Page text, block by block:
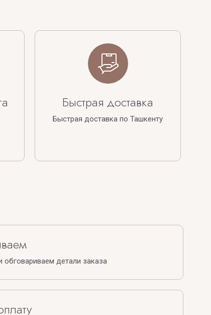
Быстрая доставка
Быстрая доставка по Ташкенту
обговариваем детали заказа